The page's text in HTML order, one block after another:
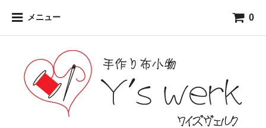
メニュー 0